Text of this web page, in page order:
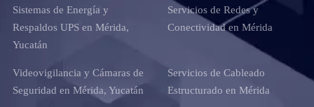
Sistemas de Energía y
Respaldos UPS en Mérida,
Yucatán
Servicios de Redes y
Conectividad en Mérida
Videovigilancia y Cámaras de
Seguridad en Mérida, Yucatán
Servicios de Cableado
Estructurado en Mérida